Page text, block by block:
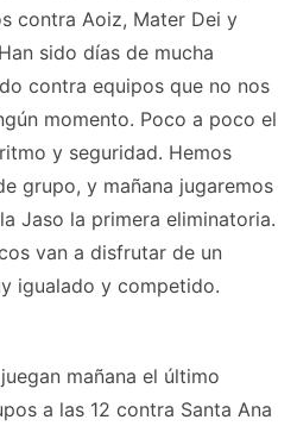
contra Aoiz, Mater Dei y
sido días de mucha
contra equipos que no nos
momento. Poco a poco el
y seguridad. Hemos
grupo, y mañana jugaremos
Jaso la primera eliminatoria.
van a disfrutar de un
igualado y competido.
mañana el último
a las 12 contra Santa Ana